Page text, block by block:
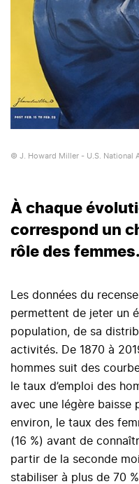
© J. Howard Miller - U.S. National
À chaque
correspond un
rôle des femmes.
Les données du
permettent de jeter un
population, de sa
activités. De 1870 à
hommes suit des
le taux d’emploi des
avec une légère baisse
environ, le taux des
(16 %) avant de
partir de la seconde
stabiliser à plus de 70